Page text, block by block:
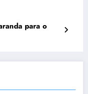
para o